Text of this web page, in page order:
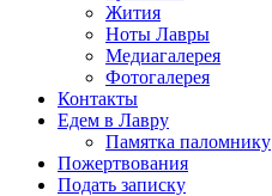
Жития
Ноты Лавры
Медиагалерея
Фотогалерея
Контакты
Едем в Лавру
Памятка паломнику
Пожертвования
Подать записку